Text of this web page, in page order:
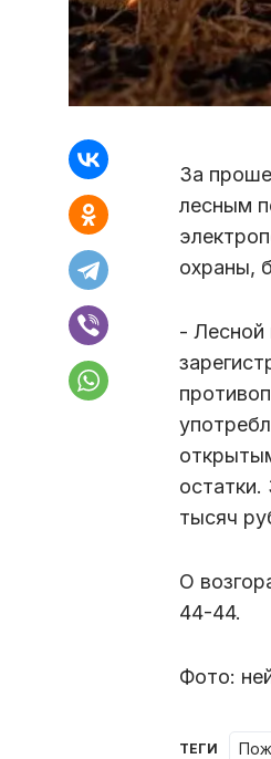
За
лесным
охраны,
- Лесной
тысяч
О
44-44.
Фото:
ТЕГИ